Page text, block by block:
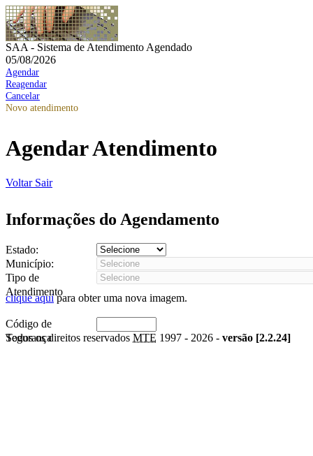
SAA - Sistema de Atendimento Agendado
05/08/2026
Agendar
Reagendar
Cancelar
Novo atendimento
Agendar Atendimento
Voltar Sair
Informações do Agendamento
Estado:
Município:
Tipo de
Atendimento
clique aquipara obter uma nova imagem.
Código de
Segurança
Todos os direitos reservados MTE 1997 - 2026 - versão [2.2.24]